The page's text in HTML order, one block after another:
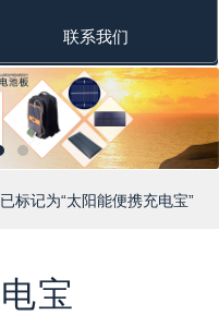
联系我们
标记为“太阳能便携充电宝”
宝